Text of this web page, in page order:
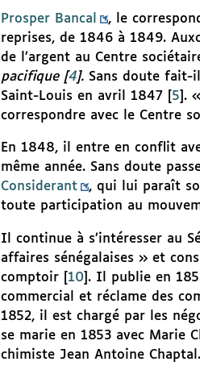
Prosper Bancal
, le
reprises, de 1846 à 1849.
de l’argent au Centre
pacifique[4]. Sans doute fait-
Saint-Louis en avril 1847
5 .
correspondre avec le Centre
En 1848, il entre en conflit
même année. Sans doute
Considerant
, qui lui paraît
toute participation au
Il continue à s’intéresser au
affaires sénégalaises » et
comptoir[ 10 . Il publie en
commercial et réclame des
1852, il est chargé par les
se marie en 1853 avec Marie
chimiste Jean Antoine